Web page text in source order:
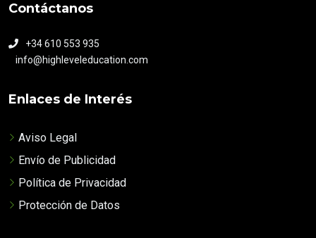
Contáctanos
+34 610 553 935
info@highleveleducation.com
Enlaces de Interés
Aviso Legal
Envío de Publicidad
Política de Privacidad
Protección de Datos